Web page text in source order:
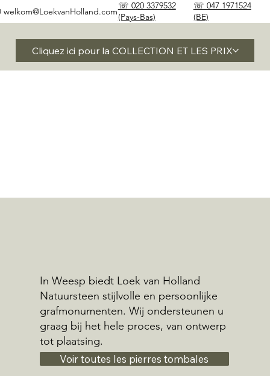
☏ 020 3379532
(Pays-Bas)
☏ 047 1971524
(BE)
welkom@LoekvanHolland.com
Cliquez ici pour la COLLECTION ET LES PRIX
In Weesp biedt Loek van Holland
Natuursteen stijlvolle en persoonlijke
grafmonumenten. Wij ondersteunen u
graag bij het hele proces, van ontwerp
tot plaatsing.
Voir toutes les pierres tombales